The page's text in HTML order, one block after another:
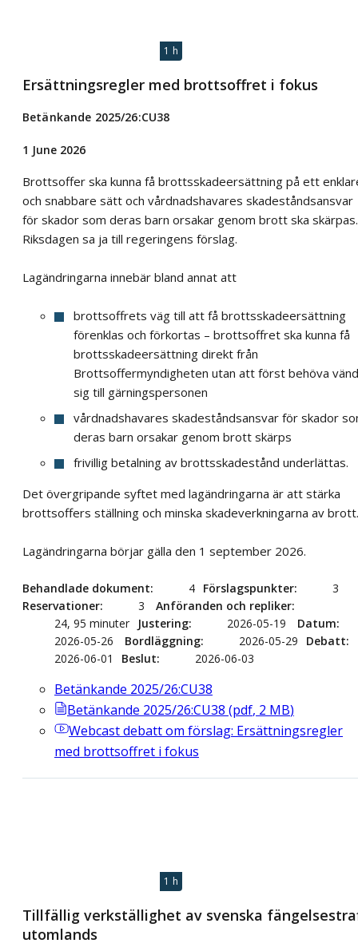
1 h
Ersättningsregler med brottsoffret i fokus
Betänkande 2025/26:CU38
1 June 2026
Brottsoffer ska kunna få brottsskadeersättning på ett
och snabbare sätt och vårdnadshavares skadeståndsansvar
för skador som deras barn orsakar genom brott ska skärpas.
Riksdagen sa ja till regeringens förslag.
Lagändringarna innebär bland annat att
brottsoffrets väg till att få brottsskadeersättning
förenklas och förkortas – brottsoffret ska kunna få
brottsskadeersättning direkt från
Brottsoffermyndigheten utan att först behöva
sig till gärningspersonen
vårdnadshavares skadeståndsansvar för skador
deras barn orsakar genom brott skärps
frivillig betalning av brottsskadestånd underlättas.
Det övergripande syftet med lagändringarna är att stärka
brottsoffers ställning och minska skadeverkningarna av brott.
Lagändringarna börjar gälla den 1 september 2026.
Behandlade dokument 4 Förslagspunkter
3
Reservationer
3
Anföranden och repliker
24, 95 minuter
Justering 2026-05-19
Datum
2026-05-26
Bordläggning 2026-05-29
Debatt
2026-06-01
Beslut 2026-06-03
Betänkande 2025/26:CU38
Betänkande 2025/26:CU38 (pdf, 2 MB)
Webcastdebatt om förslag: Ersättningsregler
med brottsoffret i fokus
1 h
Tillfällig verkställighet av svenska
utomlands